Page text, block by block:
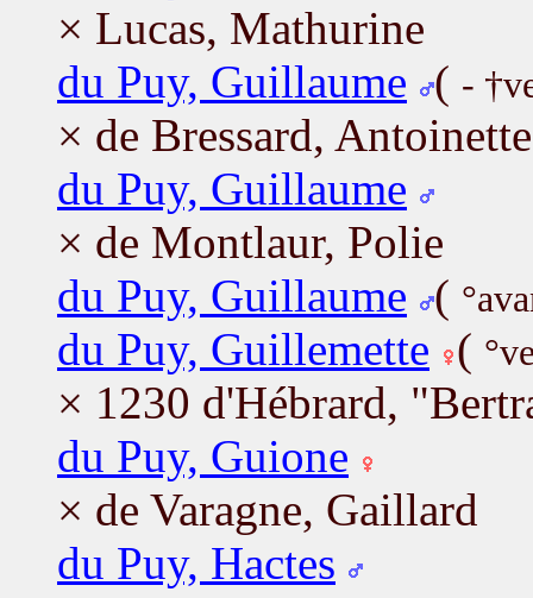
× Lucas, Mathurine
du Puy, Guillaume ( -
× de Bressard, Antoinette
du Puy, Guillaume
× de Montlaur, Polie
du Puy, Guillaume (
du Puy, Guillemette (
× 1230 d'Hébrard,
du Puy, Guione
× de Varagne, Gaillard
du Puy, Hactes